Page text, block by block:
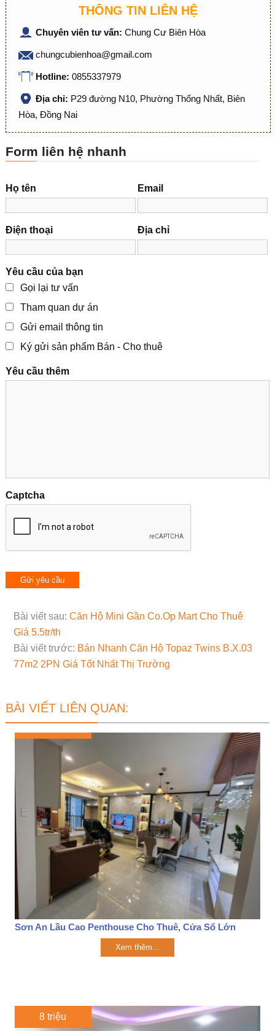
THÔNG TIN LIÊN HỆ
Chuyên viên tư vấn: Chung Cư Biên Hòa
chungcubienhoa@gmail.com
Hotline: 0855337979
Địa chỉ: P29 đường N10, Phường Thống Nhất, Biên
Hòa, Đồng Nai
Form liên hệ nhanh
Họ tên Email
Điện thoại Địa chỉ
Yêu cầu của bạn
Gọi lại tư vấn
Tham quan dự án
Gửi email thông tin
Ký gửi sản phẩm Bán - Cho thuê
Yêu cầu thêm
Captcha
Bài viết sau: Căn Hộ Mini Gần Co.Op Mart Cho Thuê
Giá 5.5tr/th
Bài viết trước: Bán Nhanh Căn Hộ Topaz Twins B.X.03
77m2 2PN Giá Tốt Nhất Thị Trường
BÀI VIẾT LIÊN QUAN:
Sơn An Lầu Cao Penthouse Cho Thuê, Cửa Sổ Lớn
Xem thêm...
8 triệu